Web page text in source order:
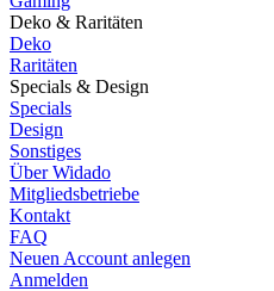
Deko & Raritäten
Deko
Raritäten
Specials & Design
Specials
Design
Sonstiges
Über Widado
Mitgliedsbetriebe
Kontakt
FAQ
Neuen Account anlegen
Anmelden